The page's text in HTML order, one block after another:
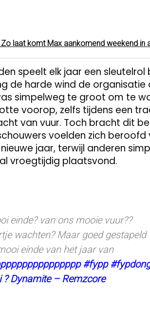
laat komt Max aankomend weekend in
speelt elk jaar een sleutelrol
de harde wind de organisatie
simpelweg te groot om te
voorop, zelfs tijdens een
van vuur. Toch bracht dit
voelden zich beroofd
jaar, terwijl anderen
vroegtijdig plaatsvond.
einde? van ons mooie vuur??
wachten? Maar goed gestapeld
einde van het jaar van
#fypp
? Dynamite – Remzcore